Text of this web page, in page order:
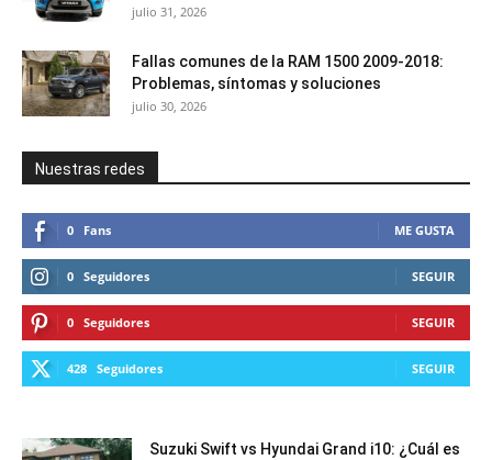
julio 31, 2026
Fallas comunes de la RAM 1500 2009-2018:
Problemas, síntomas y soluciones
julio 30, 2026
Nuestras redes
0 Fans ME GUSTA
0 Seguidores SEGUIR
0 Seguidores SEGUIR
428 Seguidores SEGUIR
Suzuki Swift vs Hyundai Grand i10: ¿Cuál es